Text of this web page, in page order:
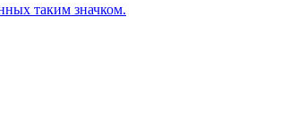
таким значком.